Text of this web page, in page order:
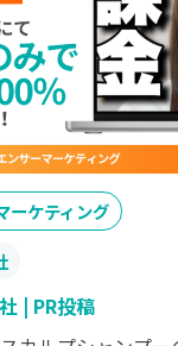
ーケティング
| PR投稿